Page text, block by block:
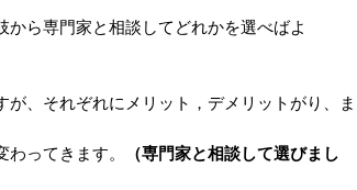
から専門家と相談してどれかを選べばよ
、それぞれにメリット，デメリットがり、ま
てきます。
（専門家と相談して選びまし